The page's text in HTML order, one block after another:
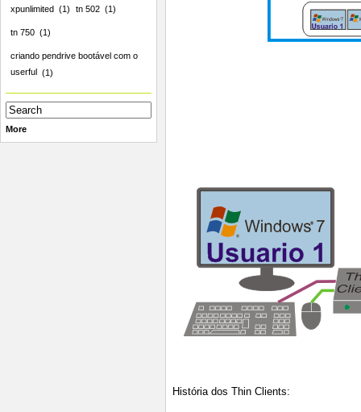
xpunlimited 1 tn 502 1
tn 750 1
criando pendrive bootável com o
userful 1
More
História dos Thin Clients: